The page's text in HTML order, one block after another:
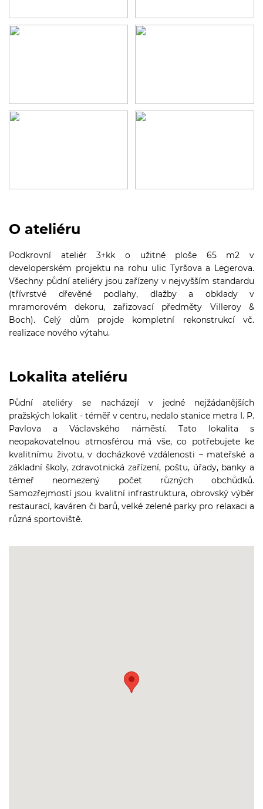
O ateliéru
Podkrovní ateliér 3+kk o užitné ploše 65 m2 v
developerském projektu na rohu ulic Tyršova a Legerova.
Všechny půdní ateliéry jsou zařízeny v nejvyšším standardu
(třívrstvé dřevěné podlahy, dlažby a obklady v
mramorovém dekoru, zařizovací předměty Villeroy &
Boch). Celý dům projde kompletní rekonstrukcí vč.
realizace nového výtahu.
Lokalita ateliéru
Půdní ateliéry se nacházejí v jedné nejžádanějších
pražských lokalit - téměř v centru, nedalo stanice metra I. P.
Pavlova a Václavského náměstí. Tato lokalita s
neopakovatelnou atmosférou má vše, co potřebujete ke
kvalitnímu životu, v docházkové vzdálenosti – mateřské a
základní školy, zdravotnická zařízení, poštu, úřady, banky a
témeř neomezený počet různých obchůdků.
Samozřejmostí jsou kvalitní infrastruktura, obrovský výběr
restaurací, kaváren či barů, velké zelené parky pro relaxaci a
různá sportoviště.